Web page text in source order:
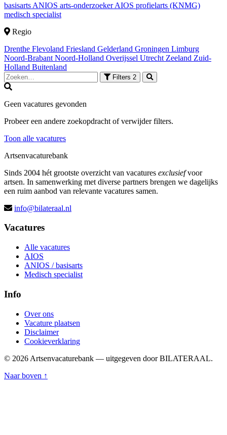
basisarts ANIOS arts-onderzoekerAIOS profielarts (KNMG)
medisch specialist
Regio
Drenthe Flevoland Friesland Gelderland Groningen Limburg
Noord-Brabant Noord-Holland Overijssel Utrecht Zeeland Zuid-
Holland Buitenland
Filters 2
Geen vacatures gevonden
Probeer een andere zoekopdracht of verwijder filters.
Toon alle vacatures
Artsenvacaturebank
Sinds 2004 hét grootste overzicht van vacatures exclusiefvoor
artsen. In samenwerking met diverse partners brengen we dagelijks
een ruim aanbod van relevante vacatures samen.
info@bilateraal.nl
Vacatures
Alle vacatures
AIOS
ANIOS / basisarts
Medisch specialist
Info
Over ons
Vacature plaatsen
Disclaimer
Cookieverklaring
© 2026 Artsenvacaturebank — uitgegeven door BILATERAAL.
Naar boven ↑